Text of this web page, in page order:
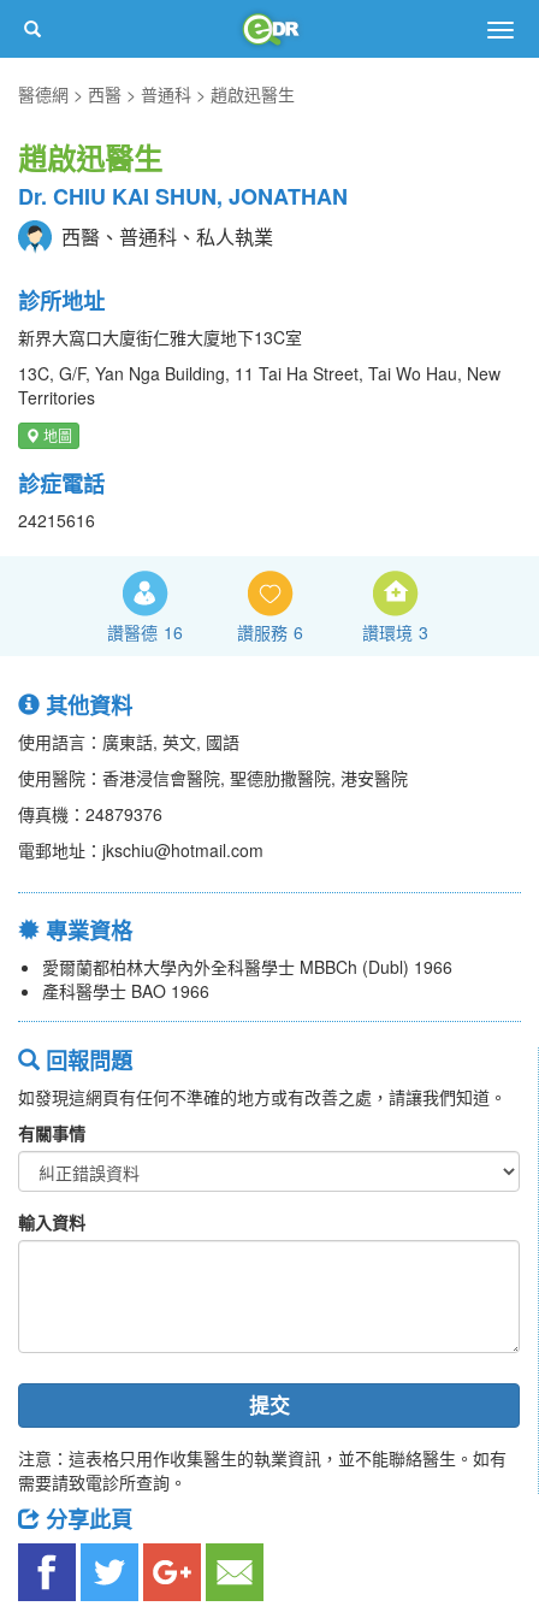
醫德網
西醫 普通科 趙啟迅醫生
趙啟迅醫生
Dr. CHIU KAI SHUN, JONATHAN
西醫、普通科、私人執業
診所地址
新界大窩口大廈街仁雅大廈地下13C室
13C, G/F, Yan Nga Building, 11 Tai Ha Street, Tai Wo Hau, New
Territories
地圖
診症電話
24215616
讚醫德 16 讚服務 6 讚環境 3
其他資料
使用語言：廣東話, 英文, 國語
使用醫院：香港浸信會醫院, 聖德肋撒醫院, 港安醫院
傳真機：24879376
電郵地址：jkschiu@hotmail.com
專業資格
愛爾蘭都柏林大學內外全科醫學士 MBBCh (Dubl) 1966
產科醫學士 BAO 1966
回報問題
如發現這網頁有任何不準確的地方或有改善之處，請讓我們知道。
有關事情
輸入資料
提交
注意：這表格只用作收集醫生的執業資訊，並不能聯絡醫生。如有
需要請致電診所查詢。
分享此頁